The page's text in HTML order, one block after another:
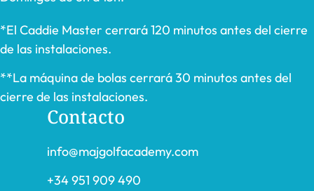
*El Caddie Master cerrará 120 minutos antes del cierre
de las instalaciones.
**La máquina de bolas cerrará 30 minutos antes del
cierre de las instalaciones.
Contacto
info@majgolfacademy.com
+34 951 909 490